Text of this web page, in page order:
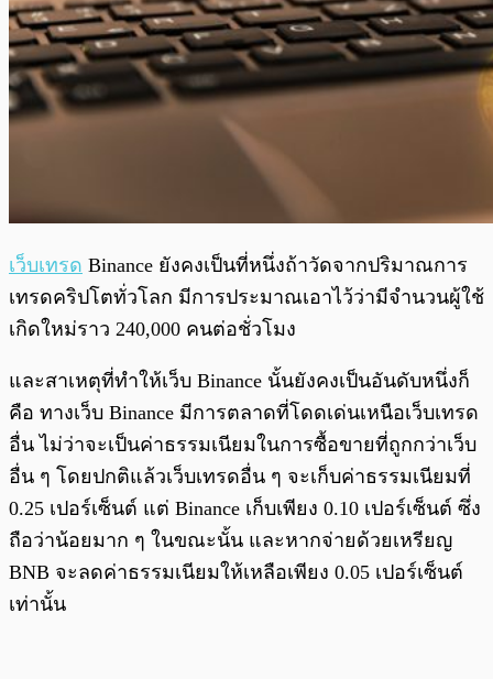
เว็บเทรด Binance ยังคงเป็นที่หนึ่งถ้าวัดจากปริมาณการ
เทรดคริปโตทั่วโลก มีการประมาณเอาไว้ว่ามีจำนวนผู้ใช้
เกิดใหม่ราว 240,000 คนต่อชั่วโมง
และสาเหตุที่ทำให้เว็บ Binance นั้นยังคงเป็นอันดับหนึ่งก็
คือ ทางเว็บ Binance มีการตลาดที่โดดเด่นเหนือเว็บเทรด
อื่น ไม่ว่าจะเป็นค่าธรรมเนียมในการซื้อขายที่ถูกกว่าเว็บ
อื่น ๆ โดยปกติแล้วเว็บเทรดอื่น ๆ จะเก็บค่าธรรมเนียมที่
0.25 เปอร์เซ็นต์ แต่ Binance เก็บเพียง 0.10 เปอร์เซ็นต์ ซึ่ง
ถือว่าน้อยมาก ๆ ในขณะนั้น และหากจ่ายด้วยเหรียญ
BNB จะลดค่าธรรมเนียมให้เหลือเพียง 0.05 เปอร์เซ็นต์
เท่านั้น